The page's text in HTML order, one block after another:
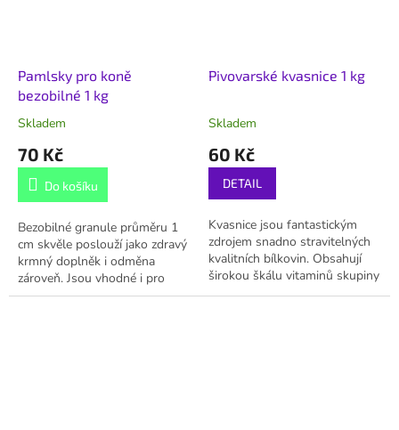
Pamlsky pro koně
bezobilné 1 kg
Skladem
70 Kč
Do košíku
Bezobilné granule průměru 1
cm skvěle poslouží jako zdravý
krmný doplněk i odměna
zároveň. Jsou vhodné i pro
citlivé koně. Chutnost zajistí
Pivovarské kvasnice 1 kg
Skladem
60 Kč
DETAIL
Kvasnice jsou fantastickým
zdrojem snadno stravitelných
kvalitních bílkovin. Obsahují
širokou škálu vitaminů skupiny
B, podporují trávení a působí